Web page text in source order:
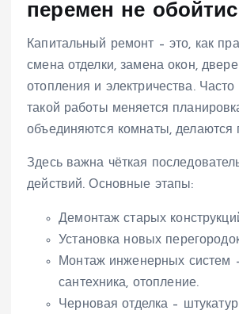
перемен не
Капитальный ремонт – это, как
смена отделки, замена окон,
отопления и электричества.
такой работы меняется
объединяются комнаты, делаются
Здесь важна чёткая
действий. Основные этапы:
Демонтаж старых
Установка новых
Монтаж инженерных систем
сантехника, отопление.
Черновая отделка –